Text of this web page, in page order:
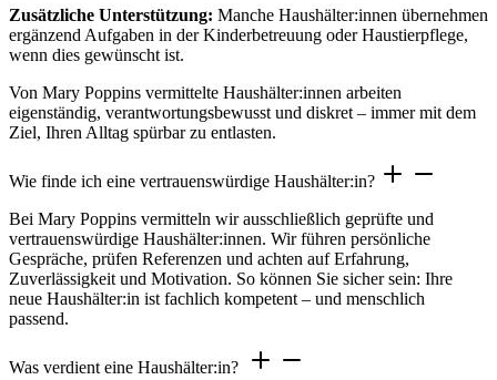
Zusätzliche Unterstützung: Manche Haushälter:innen übernehmen
ergänzend Aufgaben in der Kinderbetreuung oder Haustierpflege,
wenn dies gewünscht ist.
Von Mary Poppins vermittelte Haushälter:innen arbeiten
eigenständig, verantwortungsbewusst und diskret – immer mit dem
Ziel, Ihren Alltag spürbar zu entlasten.
Wie finde ich eine vertrauenswürdige Haushälter:in?
Bei Mary Poppins vermitteln wir ausschließlich geprüfte und
vertrauenswürdige Haushälter:innen. Wir führen persönliche
Gespräche, prüfen Referenzen und achten auf Erfahrung,
Zuverlässigkeit und Motivation. So können Sie sicher sein: Ihre
neue Haushälter:in ist fachlich kompetent – und menschlich
passend.
Was verdient eine Haushälter:in?